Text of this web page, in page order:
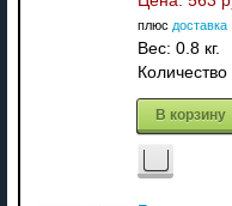
плюс доставка
Вес: 0.8 кг.
В корзину